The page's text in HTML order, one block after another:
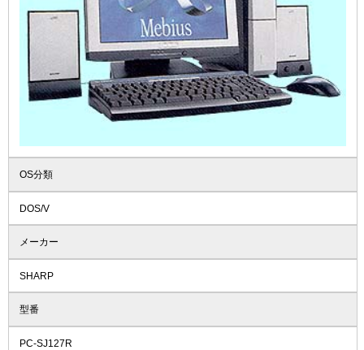
OS分類
DOS/V
メーカー
SHARP
型番
PC-SJ127R